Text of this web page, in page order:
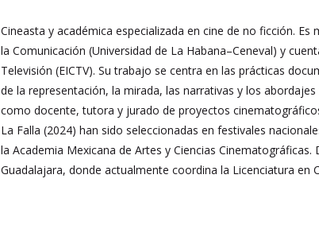
Cineasta y académica especializada en cine de no ficción.
la Comunicación (Universidad de La Habana–Ceneval) y
Televisión (EICTV). Su trabajo se centra en las prácticas
de la representación, la mirada, las narrativas y los
como docente, tutora y jurado de proyectos
La Falla (2024) han sido seleccionadas en festivales
la Academia Mexicana de Artes y Ciencias
Guadalajara, donde actualmente coordina la Licenciatura en